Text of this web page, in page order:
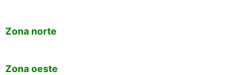
Zona norte
Zona oeste